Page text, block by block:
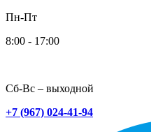
Пн-Пт
8:00 - 17:00
Сб-Вс – выходной
+7 (967) 024-41-94